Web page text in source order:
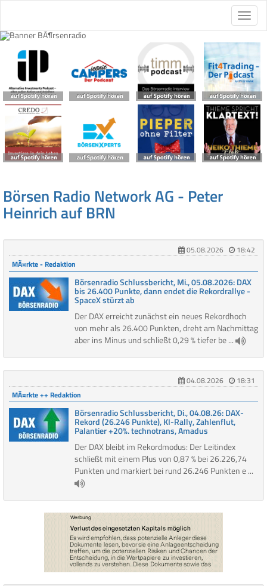
Börsen Radio Network AG - Peter
Heinrich auf BRN
05.08.2026
18:42
MÃ¤rkte - Redaktion
Börsenradio Schlussbericht, Mi., 05.08.2026: DAX
bis 26.400 Punkte, dann endet die Rekordrallye -
SpaceX stürzt ab
Der DAX erreicht zunächst ein neues Rekordhoch
von mehr als 26.400 Punkten, dreht am Nachmittag
aber ins Minus und schließt 0,29 % tiefer be ...
04.08.2026
18:31
MÃ¤rkte ++ Redaktion
Börsenradio Schlussbericht, Di., 04.08.26: DAX-
Rekord (26.246 Punkte), KI-Rally, Zahlenflut,
Palantier +20%. technotrans, Amadus
Der DAX bleibt im Rekordmodus: Der Leitindex
schließt mit einem Plus von 0,87 % bei 26.226,74
Punkten und markiert bei rund 26.246 Punkten e ...